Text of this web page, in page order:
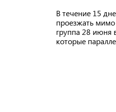
В течение 15
проезжать
группа 28 июня
которые